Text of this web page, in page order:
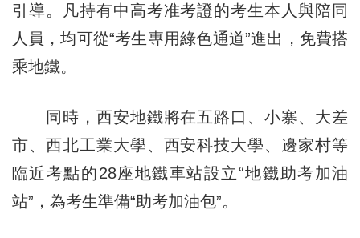
引導。凡持有中高考准考證的考生本人與陪同
人員，均可從“考生專用綠色通道”進出，免費搭
乘地鐵。
同時，西安地鐵將在五路口、小寨、大差
市、西北工業大學、西安科技大學、邊家村等
臨近考點的28座地鐵車站設立“地鐵助考加油
站”，為考生準備“助考加油包”。